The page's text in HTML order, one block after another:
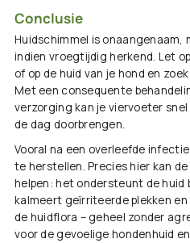
Conclusie
Huidschimmel is onaangenaam,
indien vroegtijdig herkend. Let
of op de huid van je hond en
Met een consequente
verzorging kan je viervoeter
de dag doorbrengen.
Vooral na een overleefde
te herstellen.Precies hier kan de
helpen: het ondersteunt de huid
kalmeert geïrriteerde plekken
de huidflora – geheel zonder
voor de gevoelige hondenhuid